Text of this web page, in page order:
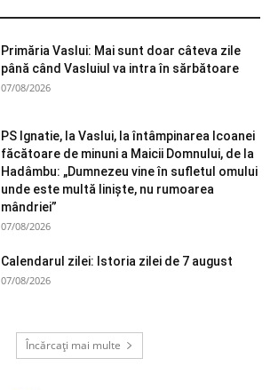
Primăria Vaslui: Mai sunt doar câteva zile
până când Vasluiul va intra în sărbătoare
07/08/2026
PS Ignatie, la Vaslui, la întâmpinarea Icoanei
făcătoare de minuni a Maicii Domnului, de la
Hadâmbu: „Dumnezeu vine în sufletul omului
unde este multă liniște, nu rumoarea
mândriei”
07/08/2026
Calendarul zilei: Istoria zilei de 7 august
07/08/2026
Încărcați mai multe